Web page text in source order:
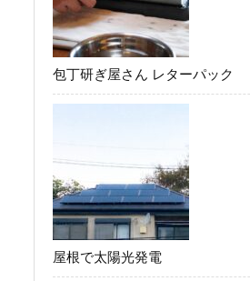
包丁研ぎ屋さん レターパック
屋根で太陽光発電